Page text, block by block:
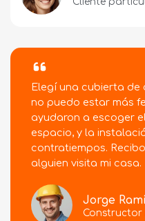
Elegí una cubierta
no puedo estar más
ayudaron a escoger
espacio, y la
contratiempos.
alguien visita mi casa.
Jorge
Constructor